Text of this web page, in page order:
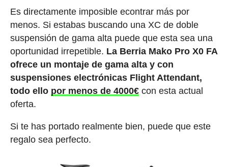
Es directamente imposible econtrar más por
menos. Si estabas buscando una XC de doble
suspensión de gama alta puede que esta sea una
oportunidad irrepetible. La Berria Mako Pro X0 FA
ofrece un montaje de gama alta y con
suspensiones electrónicas Flight Attendant,
todo ello por menos de 4000€ con esta actual
oferta.
Si te has portado realmente bien, puede que este
regalo sea perfecto.